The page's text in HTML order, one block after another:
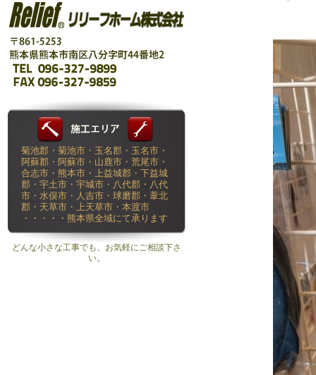
菊池郡・菊池市・玉名郡・玉名市・
阿蘇郡・阿蘇市・山鹿市・荒尾市・
合志市・熊本市・上益城郡・下益城
郡・宇土市・宇城市・八代郡・八代
市・水俣市・人吉市・球磨郡・葦北
郡・天草市・上天草市・本渡市
・・・・・熊本県全域にて承ります
どんな小さな工事でも、お気軽にご相談下さ
い。